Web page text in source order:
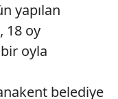
yapılan
18 oy
oyla
belediye